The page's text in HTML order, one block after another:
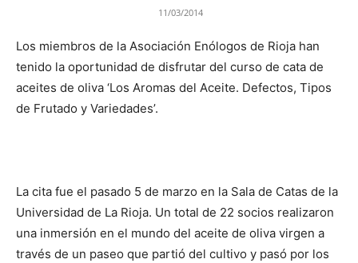
11/03/2014
Los miembros de la Asociación Enólogos de Rioja han
tenido la oportunidad de disfrutar del curso de cata de
aceites de oliva ‘Los Aromas del Aceite. Defectos, Tipos
de Frutado y Variedades’.
La cita fue el pasado 5 de marzo en la Sala de Catas de la
Universidad de La Rioja. Un total de 22 socios realizaron
una inmersión en el mundo del aceite de oliva virgen a
través de un paseo que partió del cultivo y pasó por los